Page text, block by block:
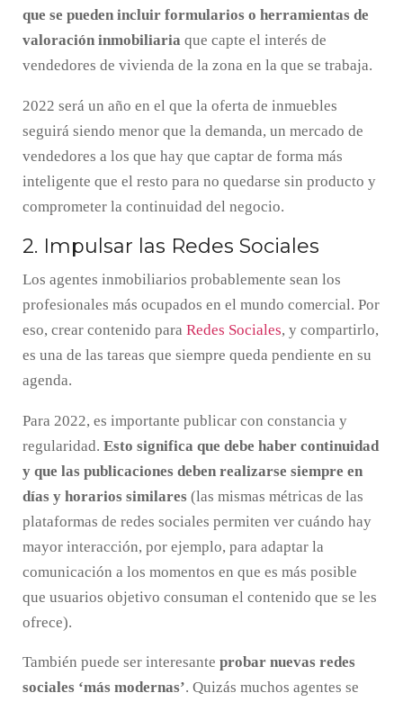
que se pueden incluir formularios o herramientas de
valoración inmobiliaria que capte el interés de
vendedores de vivienda de la zona en la que se trabaja.
2022 será un año en el que la oferta de inmuebles
seguirá siendo menor que la demanda, un mercado de
vendedores a los que hay que captar de forma más
inteligente que el resto para no quedarse sin producto y
comprometer la continuidad del negocio.
2. Impulsar las Redes Sociales
Los agentes inmobiliarios probablemente sean los
profesionales más ocupados en el mundo comercial. Por
eso, crear contenido para Redes Sociales, y compartirlo,
es una de las tareas que siempre queda pendiente en su
agenda.
Para 2022, es importante publicar con constancia y
regularidad. Esto significa que debe haber continuidad
y que las publicaciones deben realizarse siempre en
días y horarios similares (las mismas métricas de las
plataformas de redes sociales permiten ver cuándo hay
mayor interacción, por ejemplo, para adaptar la
comunicación a los momentos en que es más posible
que usuarios objetivo consuman el contenido que se les
ofrece).
También puede ser interesante probar nuevas redes
sociales ‘más modernas’. Quizás muchos agentes se